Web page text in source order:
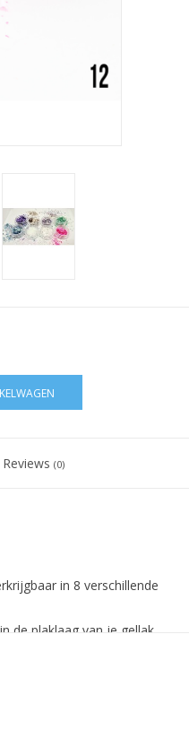
Reviews (0)
in 8 verschillende
de plaklaag van je gellak.
glitter heel veelzijdig.